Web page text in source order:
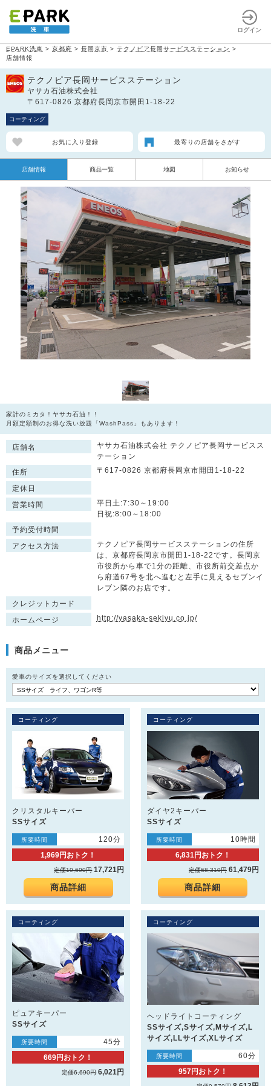
ログイン
EPARK洗車 > 京都府 > 長岡京市 > テクノピア長岡サービスステーション >
店舗情報
テクノピア長岡サービスステーション
ヤサカ石油株式会社
〒617-0826 京都府長岡京市開田1-18-22
コーティング
お気に入り登録 最寄りの店舗をさがす
店舗情報 商品一覧 地図 お知らせ
家計のミカタ！ヤサカ石油！！
月額定額制のお得な洗い放題「WashPass」もあります！
店舗名
ヤサカ石油株式会社 テクノピア長岡サービスス
テーション
住所
〒617-0826 京都府長岡京市開田1-18-22
定休日
営業時間
平日土:7:30～19:00
日祝:8:00～18:00
予約受付時間
アクセス方法
テクノピア長岡サービスステーションの住所
は、京都府長岡京市開田1-18-22です。長岡京
市役所から車で1分の距離、市役所前交差点か
ら府道67号を北へ進むと左手に見えるセブンイ
レブン隣のお店です。
クレジットカード
ホームページ
http://yasaka-sekiyu.co.jp/
商品メニュー
愛車のサイズを選択してください
コーティング
クリスタルキーパー
SSサイズ
所要時間
120分
1,969円おトク！
定価19,690円17,721円
商品詳細
コーティング
ダイヤ2キーパー
SSサイズ
所要時間
10時間
6,831円おトク！
定価68,310円 61,479円
商品詳細
コーティング
ピュアキーパー
SSサイズ
所要時間
45分
669円おトク！
定価6,690円6,021円
コーティング
ヘッドライトコーティング
SSサイズ,Sサイズ,Mサイズ,L
サイズ,LLサイズ,XLサイズ
所要時間
60分
957円おトク！